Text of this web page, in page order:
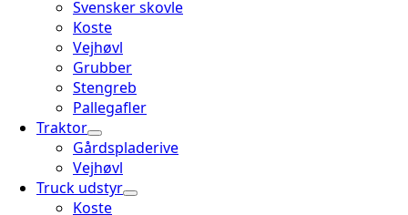
Svensker skovle
Koste
Vejhøvl
Grubber
Stengreb
Pallegafler
Traktor
Gårdspladerive
Vejhøvl
Truck udstyr
Koste